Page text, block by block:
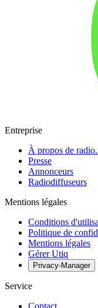
Entreprise
À propos de
Presse
Annonceurs
Radiodiffuseurs
Mentions légales
Conditions
Politique de
Mentions légales
Gérer Utiq
Privacy-Manager
Service
Contact